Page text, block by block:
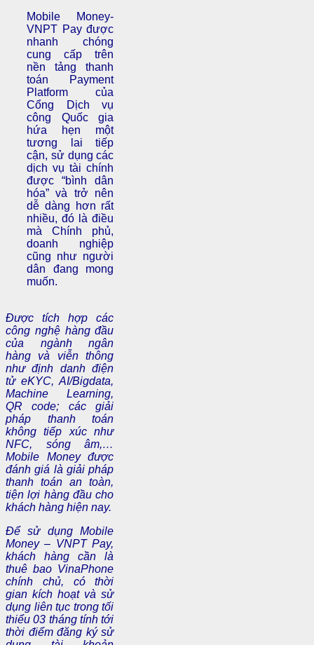
Mobile Money-
VNPT Pay được
nhanh chóng
cung cấp trên
nền tảng thanh
toán Payment
Platform của
Cổng Dịch vụ
công Quốc gia
hứa hẹn một
tương lai tiếp
cận, sử dụng các
dịch vụ tài chính
được “bình dân
hóa” và trở nên
dễ dàng hơn rất
nhiều, đó là điều
mà Chính phủ,
doanh nghiệp
cũng như người
dân đang mong
muốn.
Được tích hợp các
công nghệ hàng đầu
của ngành ngân
hàng và viễn thông
như định danh điện
tử eKYC, AI/Bigdata,
Machine Learning,
QR code; các giải
pháp thanh toán
không tiếp xúc như
NFC, sóng âm,…
Mobile Money được
đánh giá là giải pháp
thanh toán an toàn,
tiện lợi hàng đầu cho
khách hàng hiện nay.
Để sử dụng Mobile
Money – VNPT Pay,
khách hàng cần là
thuê bao VinaPhone
chính chủ, có thời
gian kích hoạt và sử
dụng liên tục trong tối
thiểu 03 tháng tính tới
thời điểm đăng ký sử